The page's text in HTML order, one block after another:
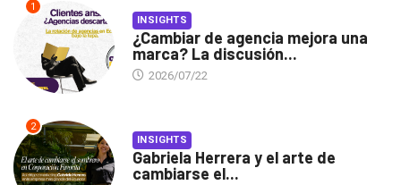
1
INSIGHTS
¿Cambiar de agencia mejora una
marca? La discusión...
2026/07/22
2
INSIGHTS
Gabriela Herrera y el arte de
cambiarse el...